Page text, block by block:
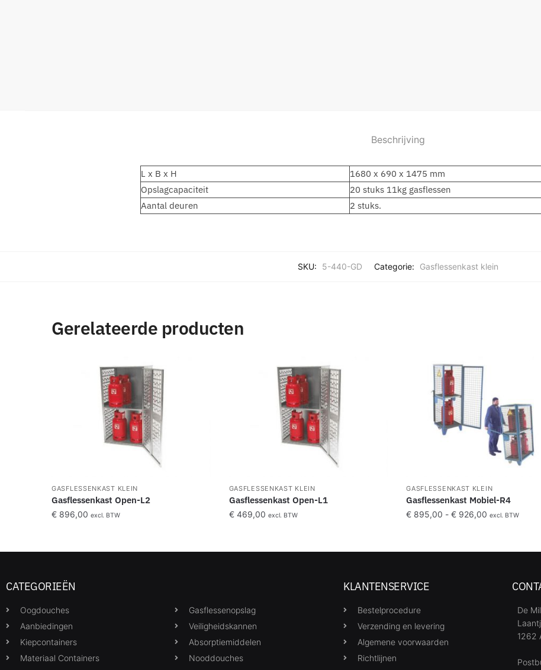
Beschrijving
L x B x H
1680 x 690 x 1475 mm
Opslagcapaciteit
20 stuks 11kg gasflessen
Aantal deuren
2 stuks.
SKU: 5-440-GD Categorie: Gasflessenkast klein
Gerelateerde producten
GASFLESSENKAST KLEIN
Gasflessenkast Open-L2
€ 896,00 excl. BTW
GASFLESSENKAST KLEIN
Gasflessenkast Open-L1
€469,00 excl. BTW
GASFLESSENKAST KLEIN
Gasflessenkast Mobiel-R4
€ 895,00 - € 926,00 excl. BTW
CATEGORIEËN
Oogdouches
Aanbiedingen
Kiepcontainers
Materiaal Containers
Gasflessenopslag
Veiligheidskannen
Absorptiemiddelen
Nooddouches
KLANTENSERVICE
Bestelprocedure
Verzending en levering
Algemene voorwaarden
Richtlijnen
De
1262